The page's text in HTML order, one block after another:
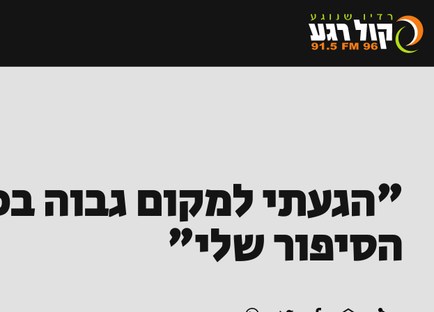
"הגעתי למקום גבוה
הסיפור שלי"